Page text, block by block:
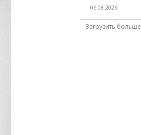
05.08.2026
Загрузить больше